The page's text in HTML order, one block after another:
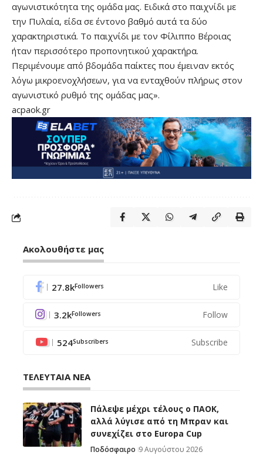
αγωνιστικότητα της ομάδα μας. Ειδικά στο παιχνίδι με
την Πυλαία, είδα σε έντονο βαθμό αυτά τα δύο
χαρακτηριστικά. Το παιχνίδι με τον Φίλιππο Βέροιας
ήταν περισσότερο προπονητικού χαρακτήρα.
Περιμένουμε από βδομάδα παίκτες που έμειναν εκτός
λόγω μικροενοχλήσεων, για να ενταχθούν πλήρως στον
αγωνιστικό ρυθμό της ομάδας μας».
acpaok.gr
Ακολουθήστε μας
27.8kFollowers Like
3.2kFollowers Follow
524Subscribers Subscribe
ΤΕΛΕΥΤΑΙΑ ΝΕΑ
Πάλεψε μέχρι τέλους ο ΠΑΟΚ,
αλλά λύγισε από τη Μπραν και
συνεχίζει στο Europa Cup
Ποδόσφαιρο 9 Αυγούστου 2026